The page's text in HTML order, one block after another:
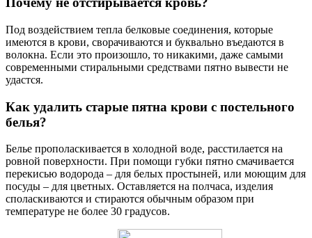
Под воздействием тепла белковые соединения, которые
имеются в крови, сворачиваются и буквально въедаются в
волокна. Если это произошло, то никакими, даже самыми
современными стиральными средствами пятно вывести не
удастся.
Как удалить старые пятна крови с постельного
белья?
Белье прополаскивается в холодной воде, расстилается на
ровной поверхности. При помощи губки пятно смачивается
перекисью водорода – для белых простыней, или моющим для
посуды – для цветных. Оставляется на полчаса, изделия
споласкиваются и стираются обычным образом при
температуре не более 30 градусов.